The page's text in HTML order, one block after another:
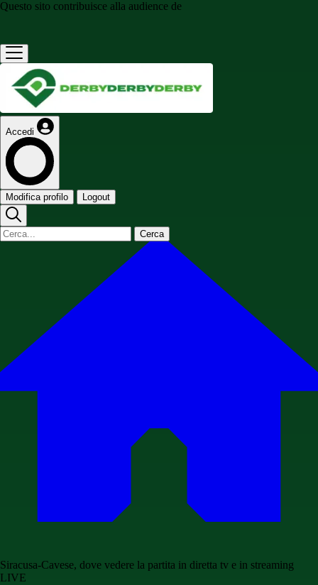
Questo sito contribuisce alla audience de
Accedi
Modifica profilo Logout
Cerca
Siracusa-Cavese, dove vedere la partita in diretta tv e in streaming
LIVE